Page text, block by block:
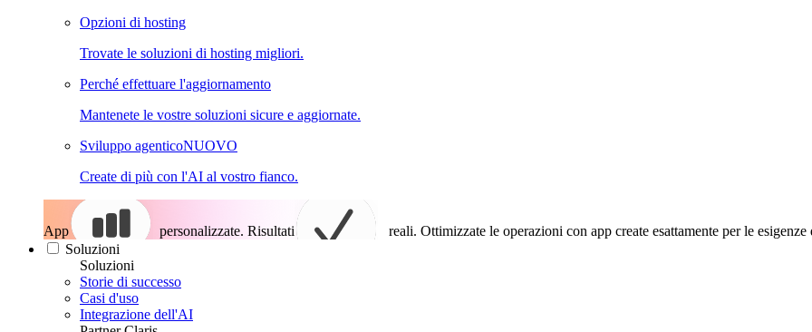
Opzioni di hosting
Trovate le soluzioni di hosting migliori.
Perché effettuare l'aggiornamento
Mantenete le vostre soluzioni sicure e aggiornate.
Sviluppo agenticoNUOVO
Create di più con l'AI al vostro fianco.
App personalizzate. Risultati reali. Ottimizzate le operazioni con app create esattamente per le esigenze
Soluzioni
Soluzioni
Storie di successo
Casi d'uso
Integrazione dell'AI